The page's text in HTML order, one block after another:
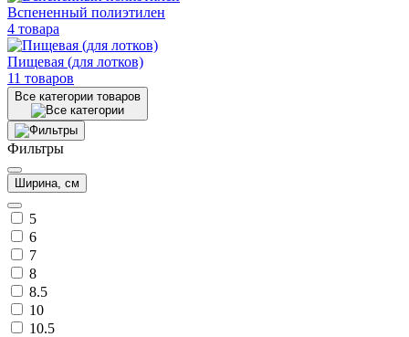
Вспененный полиэтилен
4 товара
Пищевая (для лотков)
11 товаров
Все категории товаров
Фильтры
Ширина, см
5
6
7
8
8.5
10
10.5